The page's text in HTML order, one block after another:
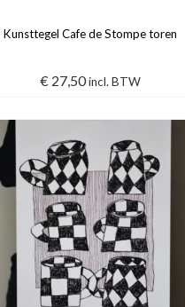
Kunsttegel Cafe de Stompe toren
€ 27,50incl. BTW